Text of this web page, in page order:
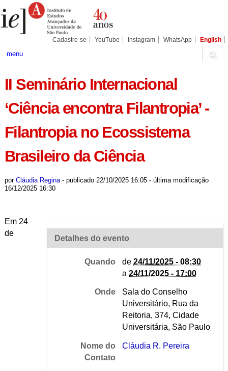
para
conteúdo.
Pessoais
Cadastre-se YouTube Instagram WhatsApp English
menu
II Seminário Internacional
‘Ciência encontra Filantropia’ -
Filantropia no Ecossistema
Brasileiro da Ciência
por Cláudia Regina - publicado22/10/2025 16:05 - última modificação
16/12/2025 16:30
Detalhes do evento
Quando de24/11/2025 - 08:30
a24/11/2025 - 17:00
Onde
Sala do Conselho
Universitário, Rua da
Reitoria, 374, Cidade
Universitária, São Paulo
Nome do
Contato
Cláudia R. Pereira
Em 24
de